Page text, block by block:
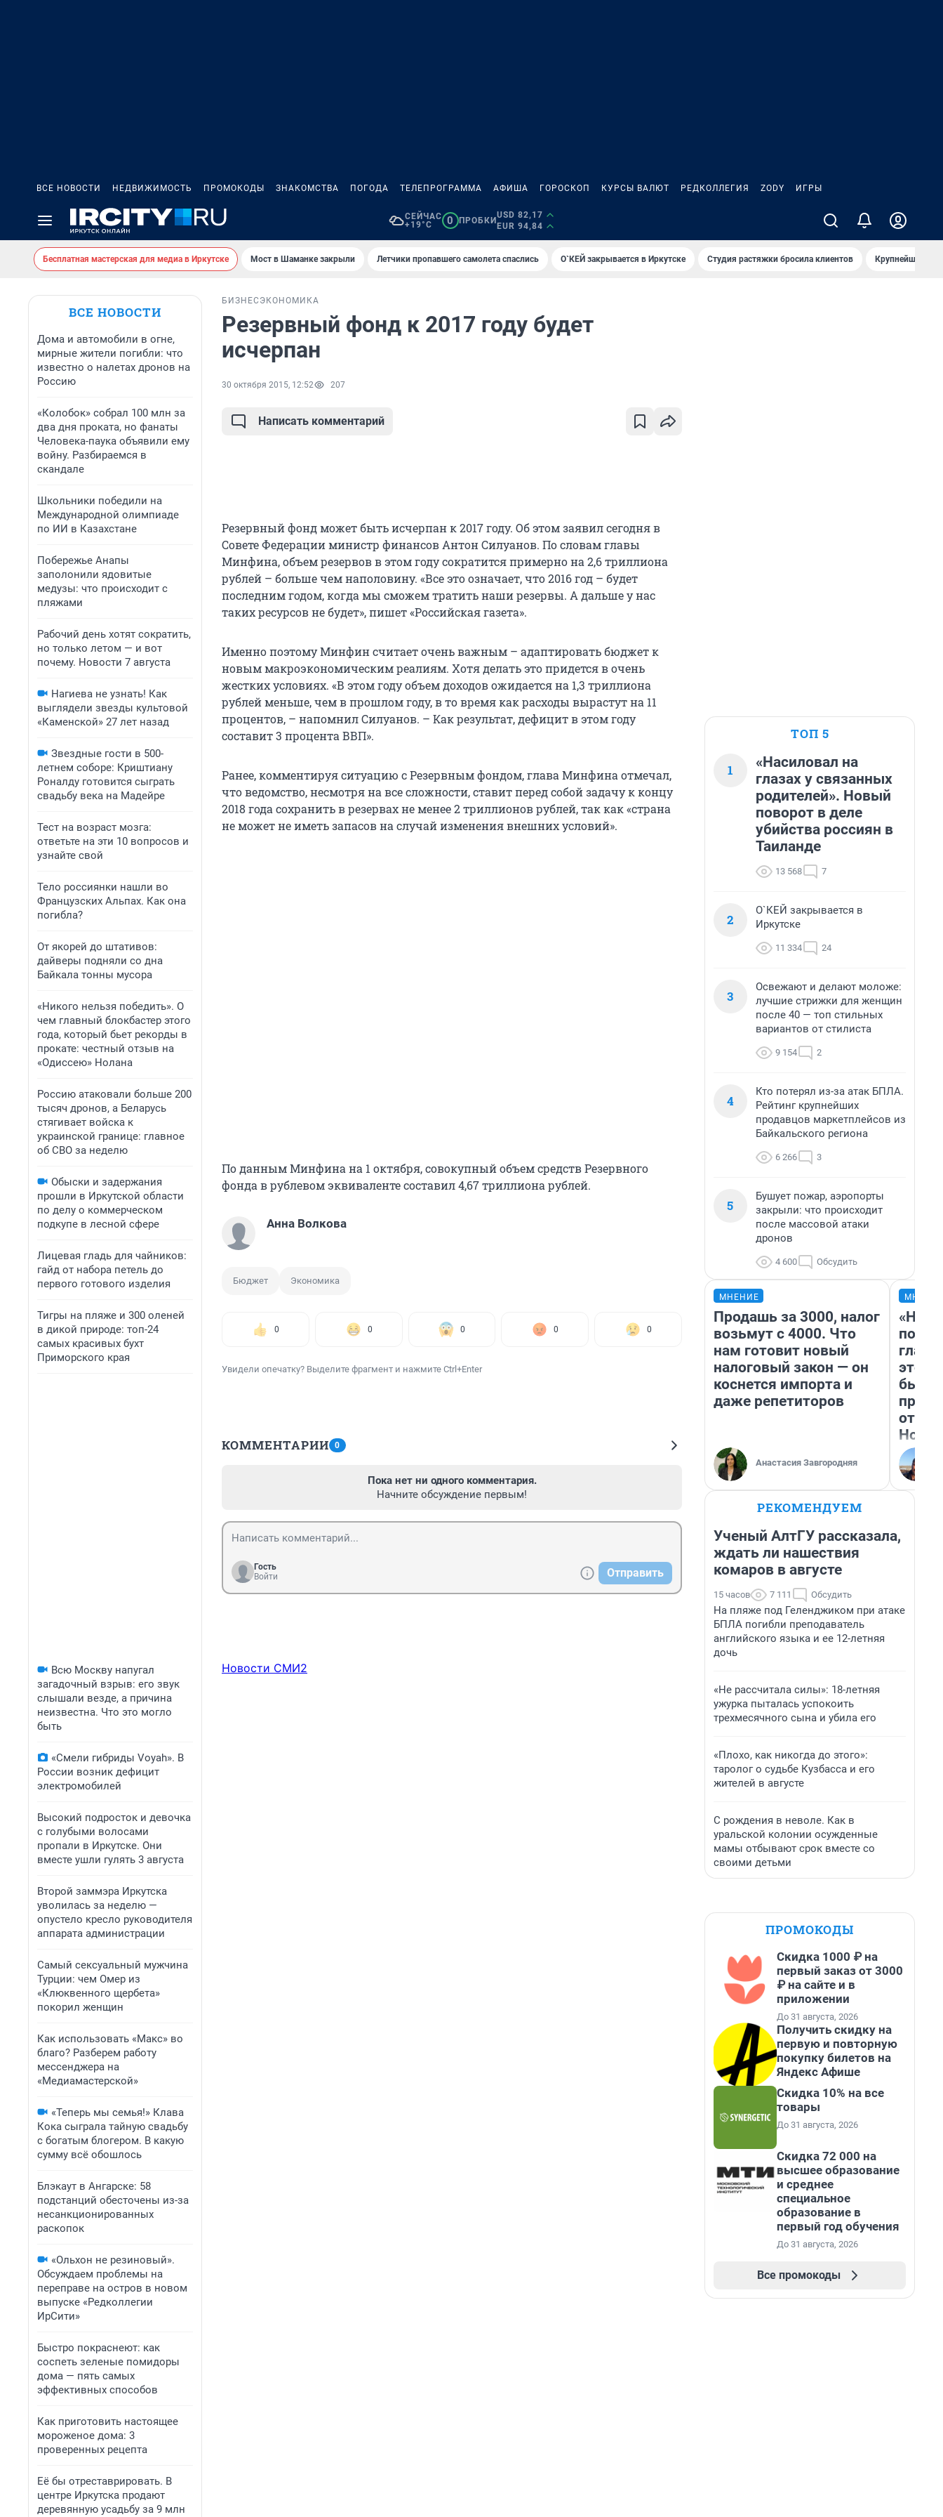
ВСЕ НОВОСТИ НЕДВИЖИМОСТЬ ПРОМОКОДЫ ЗНАКОМСТВА ПОГОДА ТЕЛЕПРОГРАММА АФИША ГОРОСКОП КУРСЫ ВАЛЮТ РЕДКОЛЛЕГИЯ ZODY ИГРЫ
СЕЙЧАС
+19°C
0 ПРОБКИ
USD 82,17
EUR 94,84
Бесплатная мастерская для медиа в Иркутске Мост в Шаманке закрыли Летчики пропавшего самолета спаслись О`КЕЙ закрывается в Иркутске Студия растяжки бросила клиентов Крупнейшие
ВСЕ НОВОСТИ
Дома и автомобили в огне,
мирные жители погибли: что
известно о налетах дронов на
Россию
«Колобок» собрал 100 млн за
два дня проката, но фанаты
Человека-паука объявили ему
войну. Разбираемся в
скандале
Школьники победили на
Международной олимпиаде
по ИИ в Казахстане
Побережье Анапы
заполонили ядовитые
медузы: что происходит с
пляжами
Рабочий день хотят сократить,
но только летом — и вот
почему. Новости 7 августа
Нагиева не узнать! Как
выглядели звезды культовой
«Каменской» 27 лет назад
Звездные гости в 500-
летнем соборе: Криштиану
Роналду готовится сыграть
свадьбу века на Мадейре
Тест на возраст мозга:
ответьте на эти 10 вопросов и
узнайте свой
Тело россиянки нашли во
Французских Альпах. Как она
погибла?
От якорей до штативов:
дайверы подняли со дна
Байкала тонны мусора
«Никого нельзя победить». О
чем главный блокбастер этого
года, который бьет рекорды в
прокате: честный отзыв на
«Одиссею» Нолана
Россию атаковали больше 200
тысяч дронов, а Беларусь
стягивает войска к
украинской границе: главное
об СВО за неделю
Обыски и задержания
прошли в Иркутской области
по делу о коммерческом
подкупе в лесной сфере
Лицевая гладь для чайников:
гайд от набора петель до
первого готового изделия
Тигры на пляже и 300 оленей
в дикой природе: топ-24
самых красивых бухт
Приморского края
Всю Москву напугал
загадочный взрыв: его звук
слышали везде, а причина
неизвестна. Что это могло
быть
«Смели гибриды Voyah». В
России возник дефицит
электромобилей
Высокий подросток и девочка
с голубыми волосами
пропали в Иркутске. Они
вместе ушли гулять 3 августа
Второй заммэра Иркутска
уволилась за неделю —
опустело кресло руководителя
аппарата администрации
Самый сексуальный мужчина
Турции: чем Омер из
«Клюквенного щербета»
покорил женщин
Как использовать «Макс» во
благо? Разберем работу
мессенджера на
«Медиамастерской»
«Теперь мы семья!» Клава
Кока сыграла тайную свадьбу
с богатым блогером. В какую
сумму всё обошлось
Блэкаут в Ангарске: 58
подстанций обесточены из-за
несанкционированных
раскопок
«Ольхон не резиновый».
Обсуждаем проблемы на
переправе на остров в новом
выпуске «Редколлегии
ИрСити»
Быстро покраснеют: как
соспеть зеленые помидоры
дома — пять самых
эффективных способов
Как приготовить настоящее
мороженое дома: 3
проверенных рецепта
Её бы отреставрировать. В
центре Иркутска продают
деревянную усадьбу за 9 млн
БИЗНЕС ЭКОНОМИКА
Резервный фонд к 2017 году будет
исчерпан
30 октября 2015, 12:52 207
Написать комментарий
Резервный фонд может быть исчерпан к 2017 году. Об этом заявил сегодня в
Совете Федерации министр финансов Антон Силуанов. По словам главы
Минфина, объем резервов в этом году сократится примерно на 2,6 триллиона
рублей – больше чем наполовину. «Все это означает, что 2016 год – будет
последним годом, когда мы сможем тратить наши резервы. А дальше у нас
таких ресурсов не будет», пишет «Российская газета».
Именно поэтому Минфин считает очень важным – адаптировать бюджет к
новым макроэкономическим реалиям. Хотя делать это придется в очень
жестких условиях. «В этом году объем доходов ожидается на 1,3 триллиона
рублей меньше, чем в прошлом году, в то время как расходы вырастут на 11
процентов, – напомнил Силуанов. – Как результат, дефицит в этом году
составит 3 процента ВВП».
Ранее, комментируя ситуацию с Резервным фондом, глава Минфина отмечал,
что ведомство, несмотря на все сложности, ставит перед собой задачу к концу
2018 года сохранить в резервах не менее 2 триллионов рублей, так как «страна
не может не иметь запасов на случай изменения внешних условий».
По данным Минфина на 1 октября, совокупный объем средств Резервного
фонда в рублевом эквиваленте составил 4,67 триллиона рублей.
Анна Волкова
Бюджет Экономика
0 0 0 0 0
Увидели опечатку? Выделите фрагмент и нажмите Ctrl+Enter
КОММЕНТАРИИ 0
Пока нет ни одного комментария.
Начните обсуждение первым!
Гость
Войти
Отправить
Новости СМИ2
ТОП 5
1
«Насиловал на
глазах у связанных
родителей». Новый
поворот в деле
убийства россиян в
Таиланде
13 568 7
2
О`КЕЙ закрывается в
Иркутске
11 334 24
3
Освежают и делают моложе:
лучшие стрижки для женщин
после 40 — топ стильных
вариантов от стилиста
9 154 2
4
Кто потерял из-за атак БПЛА.
Рейтинг крупнейших
продавцов маркетплейсов из
Байкальского региона
6 266 3
5
Бушует пожар, аэропорты
закрыли: что происходит
после массовой атаки
дронов
4 600 Обсудить
МНЕНИЕ
Продашь за 3000, налог
возьмут с 4000. Что
нам готовит новый
налоговый закон — он
коснется импорта и
даже репетиторов
Анастасия Завгородняя
этого
бьет
РЕКОМЕНДУЕМ
Ученый АлтГУ рассказала,
ждать ли нашествия
комаров в августе
15 часов 7 111 Обсудить
На пляже под Геленджиком при атаке
БПЛА погибли преподаватель
английского языка и ее 12-летняя
дочь
«Не рассчитала силы»: 18-летняя
ужурка пыталась успокоить
трехмесячного сына и убила его
«Плохо, как никогда до этого»:
таролог о судьбе Кузбасса и его
жителей в августе
С рождения в неволе. Как в
уральской колонии осужденные
мамы отбывают срок вместе со
своими детьми
ПРОМОКОДЫ
Скидка 1000 ₽ на
первый заказ от 3000
₽ на сайте и в
приложении
До 31 августа, 2026
Получить скидку на
первую и повторную
покупку билетов на
Яндекс Афише
Скидка 10% на все
товары
До 31 августа, 2026
Скидка 72 000 на
высшее образование
и среднее
специальное
образование в
первый год обучения
До 31 августа, 2026
Все промокоды